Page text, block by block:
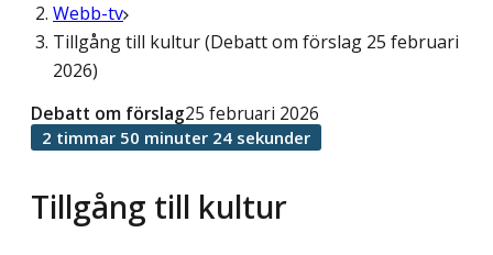
Webb-tv
Tillgång till kultur (Debatt om förslag 25 februari
2026)
Tillgång till kultur
Debatt om förslag25 februari 2026
2 timmar 50 minuter 24 sekunder